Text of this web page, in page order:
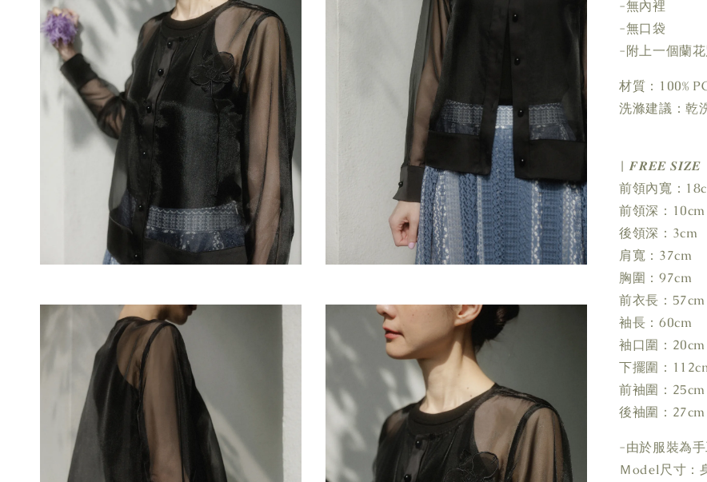
-無內裡
-無口袋
-附上一個蘭
材質：100%
洗滌建議：乾
| 𝑭𝑹𝑬𝑬 𝑺𝑰𝒁𝑬
前領內寬：
前領深：10cm
後領深：3cm
肩寬：37cm
胸圍：97cm
前衣長：57cm
袖長：60cm
袖口圍：20cm
下擺圍：
前袖圍：25cm
後袖圍：27cm
-由於服裝為
Ｍodel尺寸